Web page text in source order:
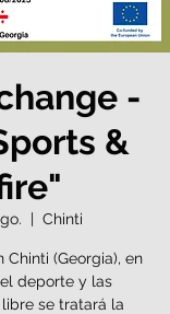
-
&
  |
Chinti
Chinti (Georgia), en
deporte y las
se tratará la